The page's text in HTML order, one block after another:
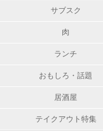
サブスク
肉
ランチ
おもしろ・話題
居酒屋
テイクアウト特集